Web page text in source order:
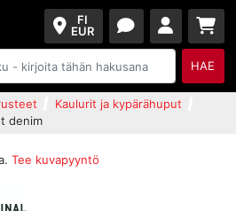
FI
EUR
HAE
Kaulurit ja kypärähuput
denim
Tee kuvapyyntö